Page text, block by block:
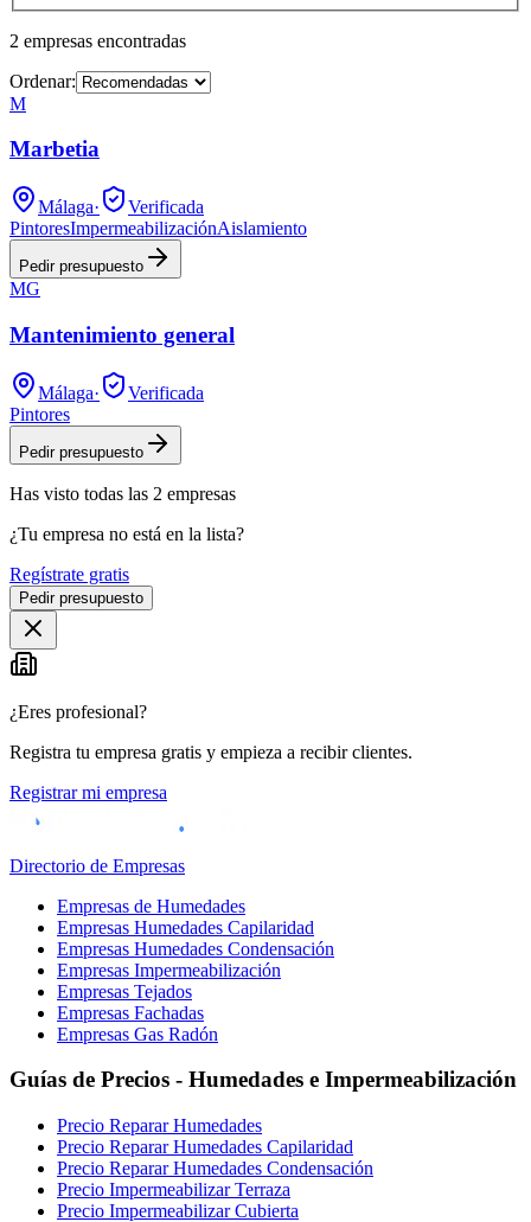
2 empresas encontradas
Ordenar:
M
Marbetia
Málaga·
Verificada
PintoresImpermeabilizaciónAislamiento
Pedir presupuesto
MG
Mantenimiento general
Málaga·
Verificada
Pintores
Pedir presupuesto
Has visto todas las 2 empresas
¿Tu empresa no está en la lista?
Regístrate gratis
Pedir presupuesto
¿Eres profesional?
Registra tu empresa gratis y empieza a recibir clientes.
Registrar mi empresa
Directorio de Empresas
Empresas de Humedades
Empresas Humedades Capilaridad
Empresas Humedades Condensación
Empresas Impermeabilización
Empresas Tejados
Empresas Fachadas
Empresas Gas Radón
Guías de Precios - Humedades e Impermeabilización
Precio Reparar Humedades
Precio Reparar Humedades Capilaridad
Precio Reparar Humedades Condensación
Precio Impermeabilizar Terraza
Precio Impermeabilizar Cubierta